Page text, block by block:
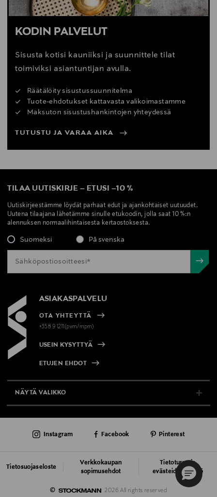
KODIN PALVELUT
Sisusta kotisi kauniiksi ja suunnittele tilat
toimiviksi asiantuntijan avulla.
Räätälöity sisustussuunnitelma
Tuote-ehdotukset kattavasta valikoimastamme
Maksuton sisustushankintojen yhteydessä
TUTUSTU JA VARAA AIKA
TILAA UUTISKIRJE – ETUSI –10 %
Uutiskirjeestämme löydät parhaat edut ja ajankohtaiset uutuudet.
Uutena tilaajana lähetämme sinulle etukoodin, jolla saat 10 %:n
alennuksen normaalihintaisesta kertaostoksesta.
Suomeksi På svenska
ASIAKASPALVELU
OTA YHTEYTTÄ
+358 9 1211(pvm/mpm)
USEIN KYSYTTYÄ
ETUJEN EHDOT
NÄYTÄ VALIKKO
AJANKOHTAISTA
©
2026 All rights reserved
Tietosuojaseloste
Verkkokaupan
sopimusehdot
Tietoturva ja
evästeiden käyttö
Instagram Facebook Pinterest